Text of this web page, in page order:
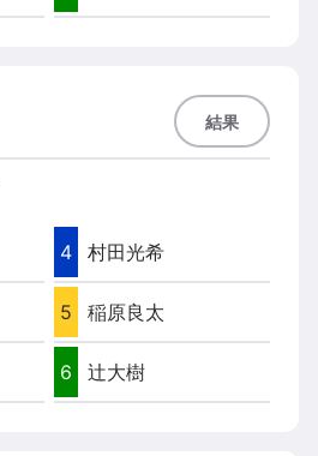
結果
4 村田光希
5 稲原良太
6 辻大樹